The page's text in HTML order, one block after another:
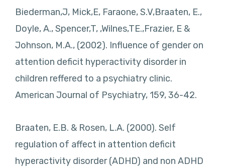
Biederman,J, Mick,E, Faraone, S.V,Braaten, E.,
Doyle, A., Spencer,T, ,Wilnes,TE.,Frazier, E &
Johnson, M.A., (2002). Influence of gender on
attention deficit hyperactivity disorder in
children reffered to a psychiatry clinic.
American Journal of Psychiatry, 159, 36-42.
Braaten, E.B. & Rosen, L.A. (2000). Self
regulation of affect in attention deficit
hyperactivity disorder (ADHD) and non ADHD